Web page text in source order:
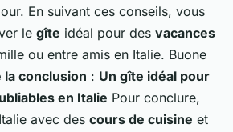
En suivant ces conseils, vous
le gîte idéal pour des vacances
ou entre amis en Italie. Buone
la conclusion : Un gîte idéal pour
en Italie Pour conclure,
avec des cours de cuisine et